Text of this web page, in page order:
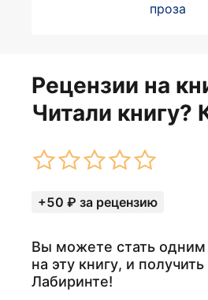
проза
Рецензии на
Читали книгу?
+50 ₽ за рецензию
Вы можете стать
на эту книгу, и
Лабиринте!